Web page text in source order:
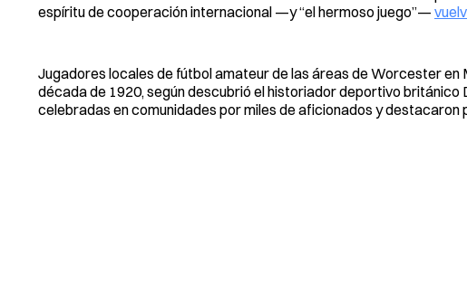
espíritu de cooperación internacional —y “el hermoso juego”—
Jugadores locales de fútbol amateur de las áreas de Worcester
década de 1920, según descubrió el historiador deportivo británico
celebradas en comunidades por miles de aficionados y destacaron